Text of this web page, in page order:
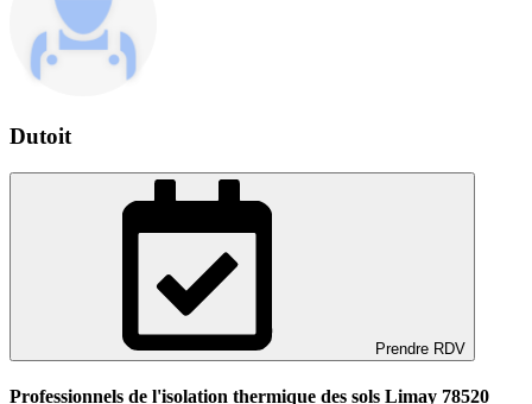
Dutoit
Prendre RDV
Professionnels de l'isolation thermique des sols Limay 78520